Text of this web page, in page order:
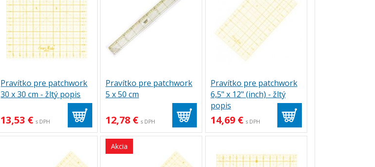
Pravítko pre patchwork
30 x 30 cm - žltý popis
13,53 € s DPH
Pravítko pre patchwork
5 x 50 cm
12,78 € s DPH
Pravítko pre patchwork
6,5" x 12" (inch) - žltý
popis
14,69 € s DPH
Akcia